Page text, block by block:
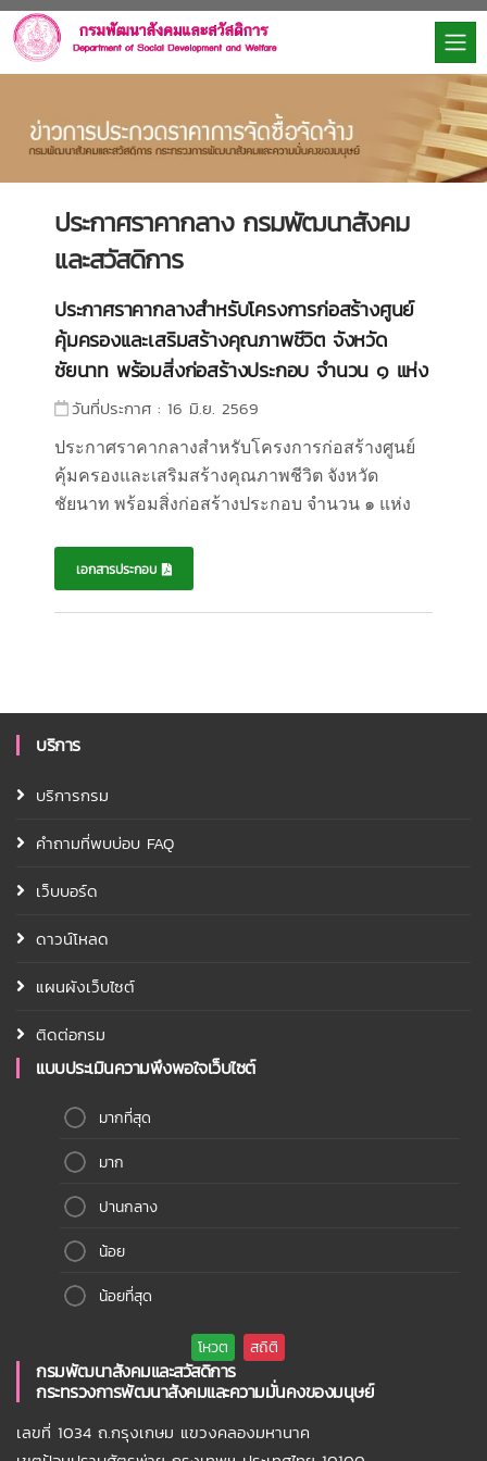
ประกาศราคากลาง กรมพัฒนาสังคม
และสวัสดิการ
ประกาศราคากลางสำหรับโครงการก่อสร้างศูนย์
คุ้มครองและเสริมสร้างคุณภาพชีวิต จังหวัด
ชัยนาท พร้อมสิ่งก่อสร้างประกอบ จำนวน ๑ แห่ง
วันที่ประกาศ : 16 มิ.ย. 2569
ประกาศราคากลางสำหรับโครงการก่อสร้างศูนย์
คุ้มครองและเสริมสร้างคุณภาพชีวิต จังหวัด
ชัยนาท พร้อมสิ่งก่อสร้างประกอบ จำนวน ๑ แห่ง
เอกสารประกอบ
บริการ
บริการกรม
คำถามที่พบบ่อบ FAQ
เว็บบอร์ด
ดาวน์โหลด
แผนผังเว็บไซต์
ติดต่อกรม
แบบประเมินความพึงพอใจเว็บไซต์
มากที่สุด
มาก
ปานกลาง
น้อย
น้อยที่สุด
กรมพัฒนาสังคมและสวัสดิการ
กระทรวงการพัฒนาสังคมและความมั่นคงของมนุษย์
เลขที่ 1034 ถ.กรุงเกษม แขวงคลองมหานาค